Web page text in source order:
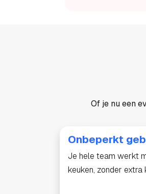
Of je nu een
Onbeperkt
Je hele team werkt
keuken, zonder extra